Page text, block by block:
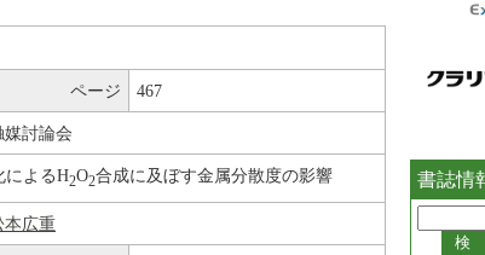
ページ 467
媒討論会
によるH2O2合成に及ぼす金属分散度の影響
本広重
書誌情